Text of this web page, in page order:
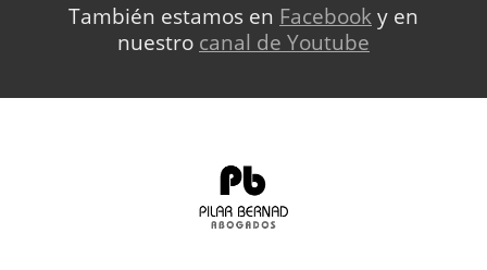
También estamos en Facebooky en
nuestro canal de Youtube